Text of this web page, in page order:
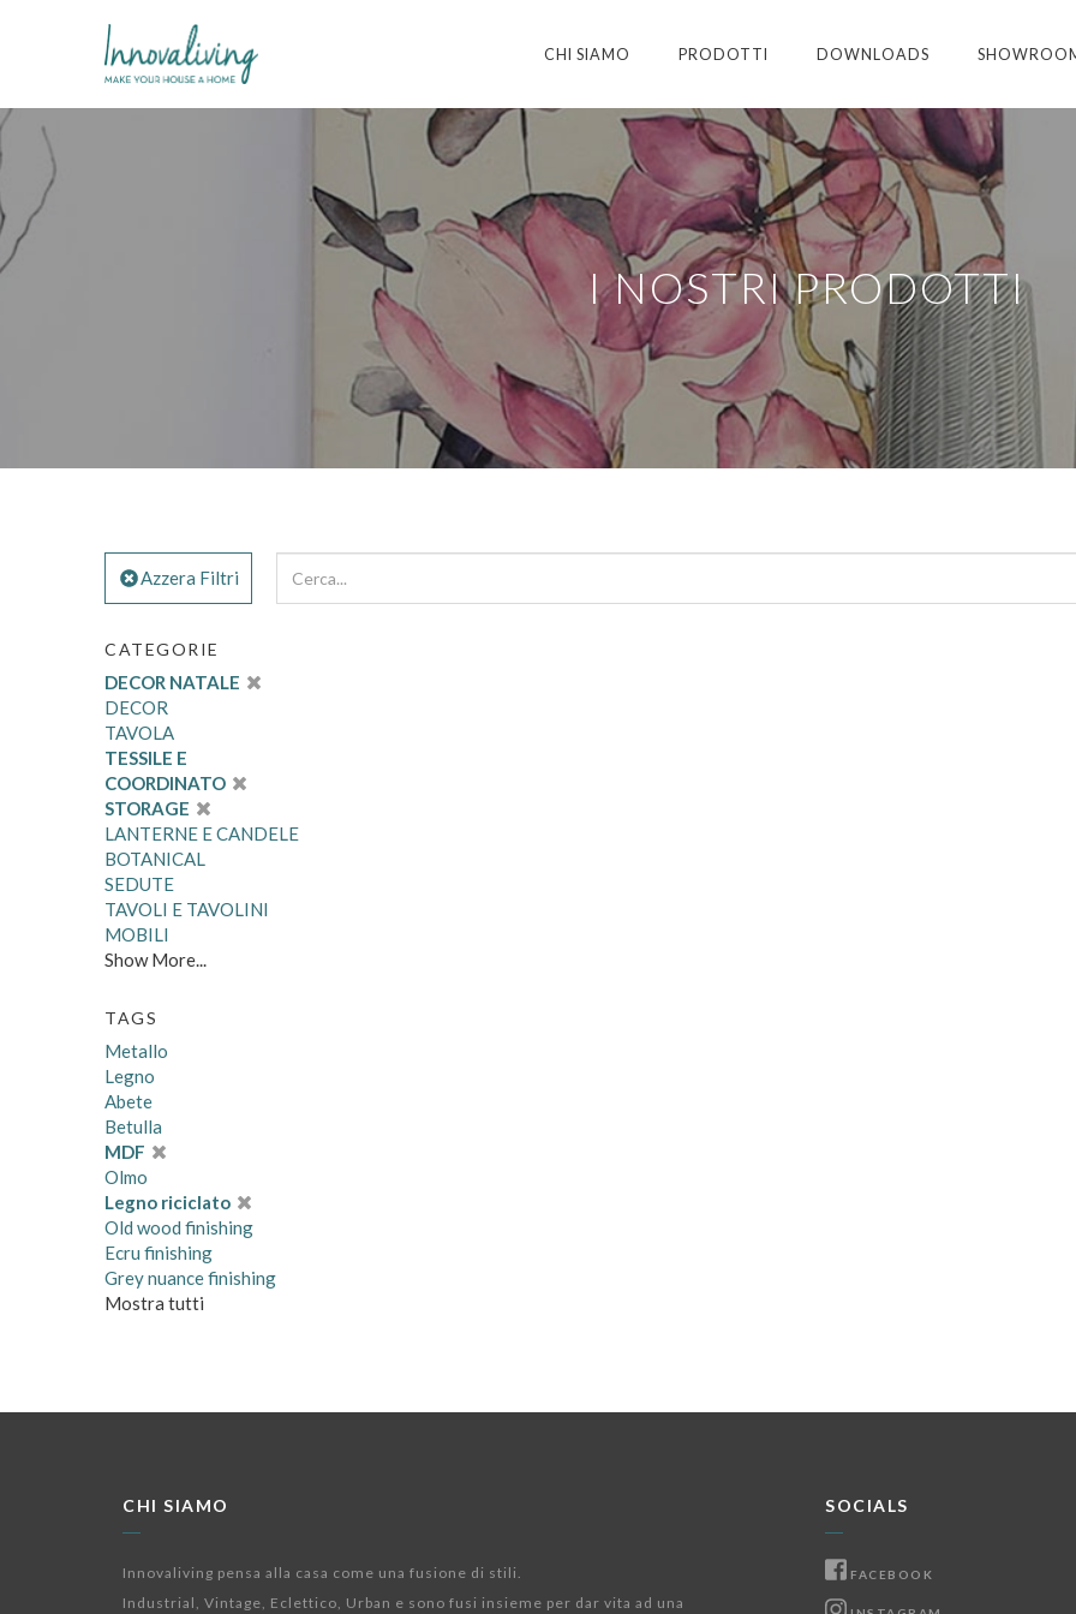
CHI SIAMO PRODOTTI DOWNLOADS
I NOSTRI PRODOTTI
Azzera Filtri
CATEGORIE
DECOR NATALE
DECOR
TAVOLA
TESSILE E
COORDINATO
STORAGE
LANTERNE E CANDELE
BOTANICAL
SEDUTE
TAVOLI E TAVOLINI
MOBILI
Show More...
TAGS
Metallo
Legno
Abete
Betulla
MDF
Olmo
Legno riciclato
Old wood finishing
Ecru finishing
Grey nuance finishing
Mostra tutti
CHI SIAMO
Innovaliving pensa alla casa come una fusione di stili.
Industrial, Vintage, Eclettico, Urban e sono fusi insieme per dar vita ad una
SOCIALS
FACEBOOK